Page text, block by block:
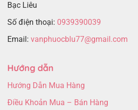
Bạc Liêu
Số điện thoại: 0939390039
Email: vanphuocblu77@gmail.com
Hướng dẫn
Hướng Dẫn Mua Hàng
Điều Khoản Mua – Bán Hàng